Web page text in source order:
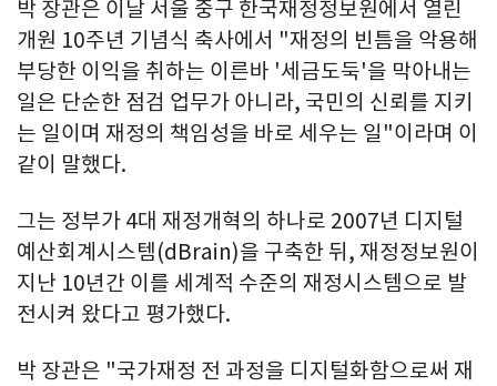
박 장관은 이날 서울 중구 한국재정정보원에서 열린
개원 10주년 기념식 축사에서 "재정의 빈틈을 악용해
부당한 이익을 취하는 이른바 '세금도둑'을 막아내는
일은 단순한 점검 업무가 아니라, 국민의 신뢰를 지키
는 일이며 재정의 책임성을 바로 세우는 일"이라며 이
같이 말했다.
그는 정부가 4대 재정개혁의 하나로 2007년 디지털
예산회계시스템(dBrain)을 구축한 뒤, 재정정보원이
지난 10년간 이를 세계적 수준의 재정시스템으로 발
전시켜 왔다고 평가했다.
박 장관은 "국가재정 전 과정을 디지털화함으로써 재